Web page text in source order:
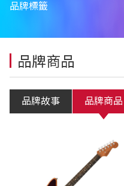
品牌標籤
品牌商品
品牌故事 品牌商品